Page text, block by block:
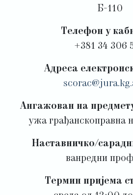
Б-110
Телефон у
+381 34 306
Адреса
Ангажован на
ужа грађанскоправна
Наставничко/
ванредни
Термин пријема